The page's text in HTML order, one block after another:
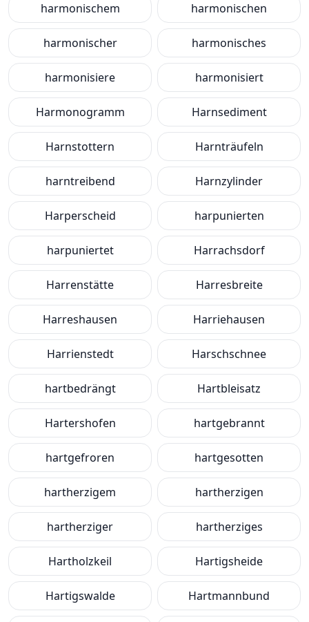
harmonischem harmonischen
harmonischer harmonisches
harmonisiere harmonisiert
Harmonogramm Harnsediment
Harnstottern Harnträufeln
harntreibend Harnzylinder
Harperscheid harpunierten
harpuniertet Harrachsdorf
Harrenstätte Harresbreite
Harreshausen Harriehausen
Harrienstedt Harschschnee
hartbedrängt Hartbleisatz
Hartershofen hartgebrannt
hartgefroren hartgesotten
hartherzigem hartherzigen
hartherziger hartherziges
Hartholzkeil Hartigsheide
Hartigswalde Hartmannbund